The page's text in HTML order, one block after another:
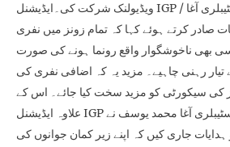
ویڈیولنک شرکت کی۔ایڈیشنل IGP / کمانڈنٹ بلوچستان کانسٹیبلری آغا
صادر کرتے ہوئے کہا کہ تمام زونز میں نفری
بھی ناخوشگوار واقع رونما ہونے کی صورت
رہنی چاہیے۔ مزید یہ کہ اضافی نفری کی
کی سیکورٹی کو مزید سخت کیا جائے۔ اس کے
علاوہ ایڈیشنل IGP کمانڈنٹ بلوچستان کانسٹیبلری آغا محمد یوسف نے
ہدایات جاری کیں کہ اپنے زیر کمان جوانوں کی